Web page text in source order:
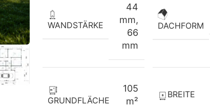
WANDSTÄRKE
44
mm,
66
mm
DACHFORM
GRUNDFLÄCHE
105
m²
BREITE